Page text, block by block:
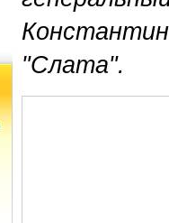
"Слата".